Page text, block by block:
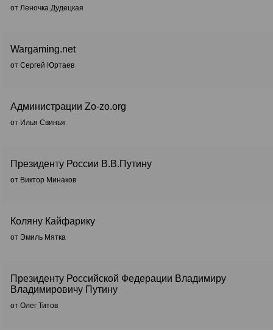
от Леночка Дудецкая
Wargaming.net
от Сергей Юртаев
Администрации Zo-zo.org
от Илья Свинья
Президенту России В.В.Путину
от Виктор Минаков
Коляну Кайфарику
от Эмиль Мятка
Президенту Российской Федерации Владимиру
Владимировичу Путину
от Олег Титов